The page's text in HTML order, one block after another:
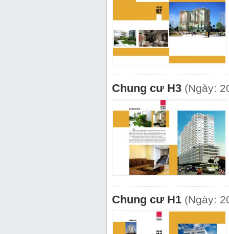
Chung cư H3 (Ngày:
Chung cư H1 (Ngày: